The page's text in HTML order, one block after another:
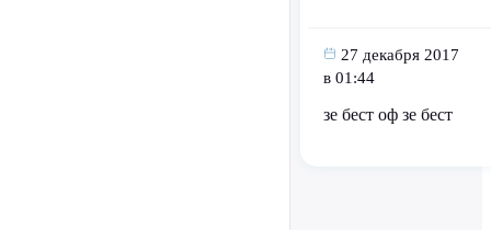
27 декабря 2017
в 01:44
зе бест оф зе бест